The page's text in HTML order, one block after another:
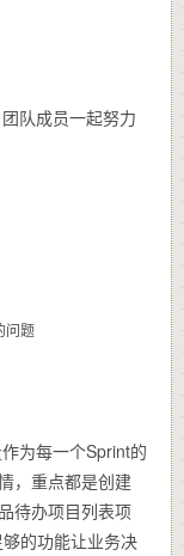
队成员一起努力
问题
为每一个Sprint的
，重点都是创建
待办项目列表项
的功能让业务决